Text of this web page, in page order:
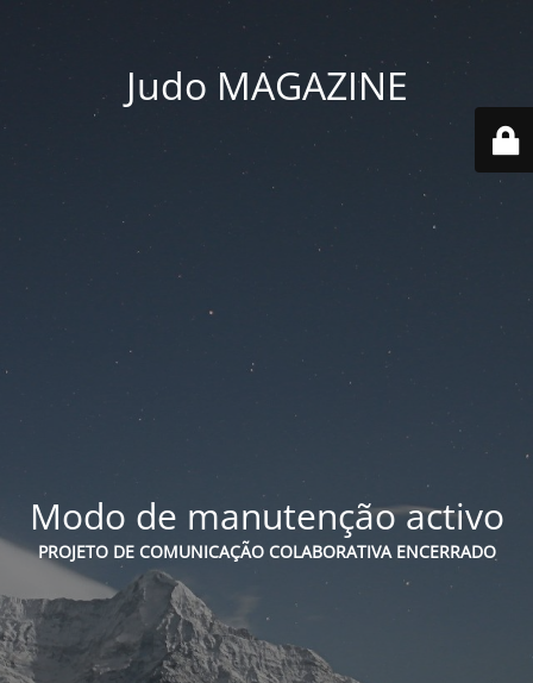
Judo MAGAZINE
Modo de manutenção activo
PROJETO DE COMUNICAÇÃO COLABORATIVA ENCERRADO